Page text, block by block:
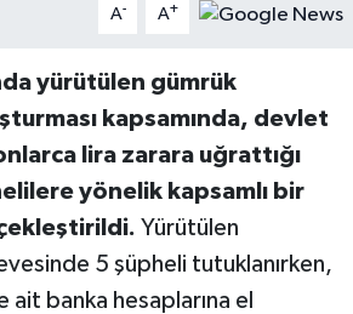
A- A+
yürütülen gümrük
kapsamında, devlet
lira zarara uğrattığı
yönelik kapsamlı bir
Yürütülen
5 şüpheli tutuklanırken,
ait banka hesaplarına el